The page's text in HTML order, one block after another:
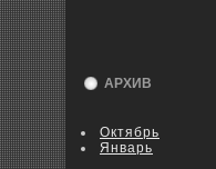
АРХИВ
Октябрь
Январь